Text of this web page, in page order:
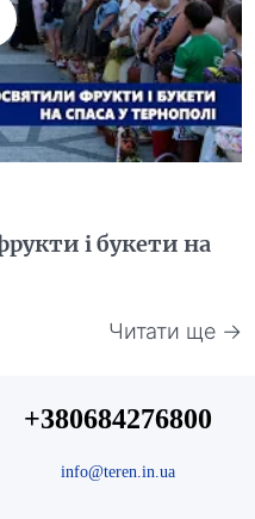
і букети на
Читати ще →
+380684276800
info@teren.in.ua